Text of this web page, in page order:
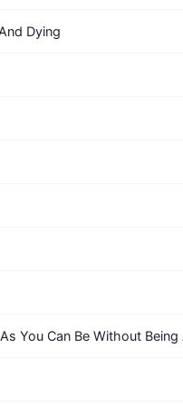
Dying
You Can Be Without Being